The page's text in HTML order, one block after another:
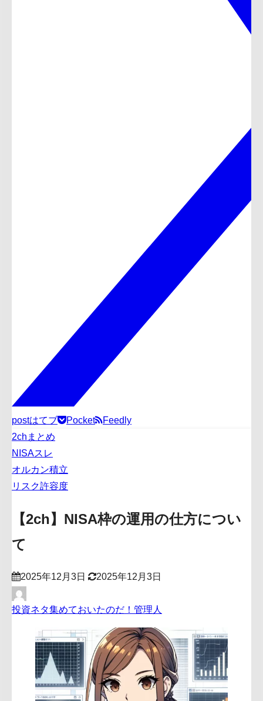
postはてブ Pocket
Feedly
2chまとめ
NISAスレ
オルカン積立
リスク許容度
【2ch】NISA枠の運用の仕方につい
て
2025年12月3日 2025年12月3日
投資ネタ集めておいたのだ！管理人